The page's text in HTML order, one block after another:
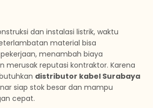
dan instalasi listrik, waktu
material bisa
menambah biaya
merusak reputasi kontraktor. Karena
distributor kabel Surabaya
siap stok besar dan mampu
cepat.